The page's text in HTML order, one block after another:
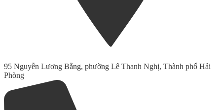
95 Nguyễn Lương Bằng, phường Lê Thanh Nghị, Thành phố Hải
Phòng